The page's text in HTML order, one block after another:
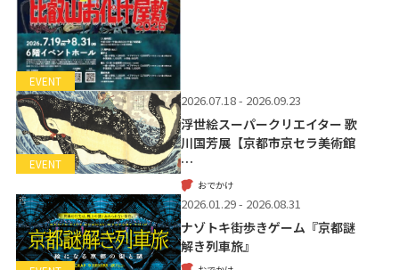
EVENT
EVENT
2026.07.18 - 2026.09.23
浮世絵スーパークリエイター 歌
川国芳展【京都市京セラ美術館
…
おでかけ
2026.01.29 - 2026.08.31
ナゾトキ街歩きゲーム『京都謎
解き列車旅』